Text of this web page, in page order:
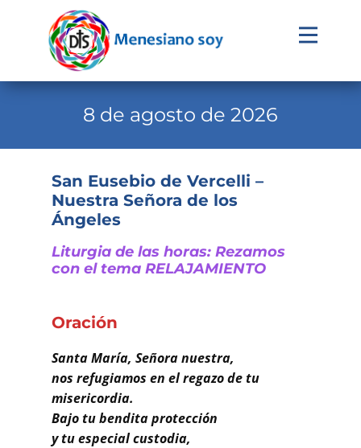
Evangelio
Institucional
Familia Menesiana
Pastoral Vocacional
Contacto
Buscar
8 de agosto de 2026
San Eusebio de Vercelli –
Nuestra Señora de los
Ángeles
Liturgia de las horas: Rezamos
con el tema RELAJAMIENTO
Oración
Santa María, Señora nuestra,
nos refugiamos en el regazo de tu
misericordia.
Bajo tu bendita protección
y tu especial custodia,